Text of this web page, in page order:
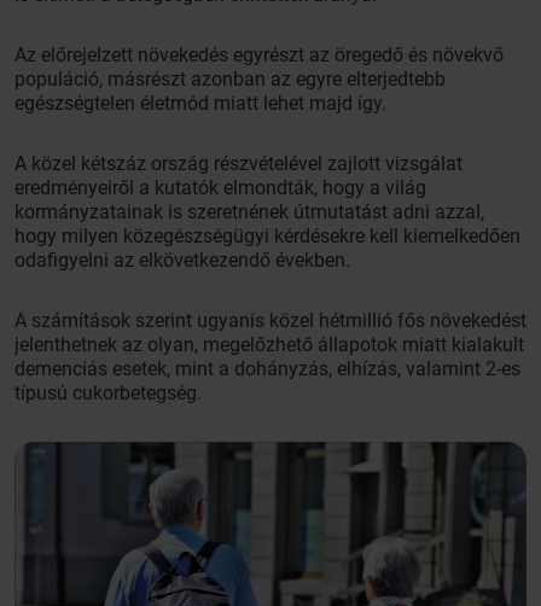
Az előrejelzett növekedés egyrészt az öregedő és növekvő
populáció, másrészt azonban az egyre elterjedtebb
egészségtelen életmód miatt lehet majd így.
A közel kétszáz ország részvételével zajlott vizsgálat
eredményeiről a kutatók elmondták, hogy a világ
kormányzatainak is szeretnének útmutatást adni azzal,
hogy milyen közegészségügyi kérdésekre kell kiemelkedően
odafigyelni az elkövetkezendő években.
A számítások szerint ugyanis közel hétmillió fős növekedést
jelenthetnek az olyan, megelőzhető állapotok miatt kialakult
demenciás esetek, mint a dohányzás, elhízás, valamint 2-es
típusú cukorbetegség.